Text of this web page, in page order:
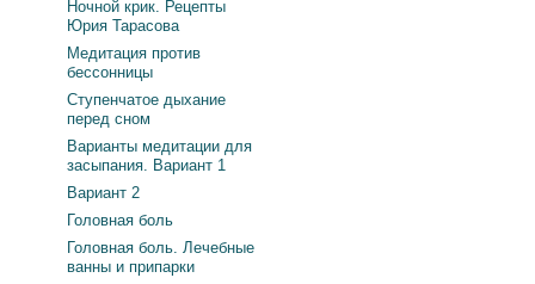
Ночной крик. Рецепты
Юрия Тарасова
Медитация против
бессонницы
Ступенчатое дыхание
перед сном
Варианты медитации для
засыпания. Вариант 1
Вариант 2
Головная боль
Головная боль. Лечебные
ванны и припарки